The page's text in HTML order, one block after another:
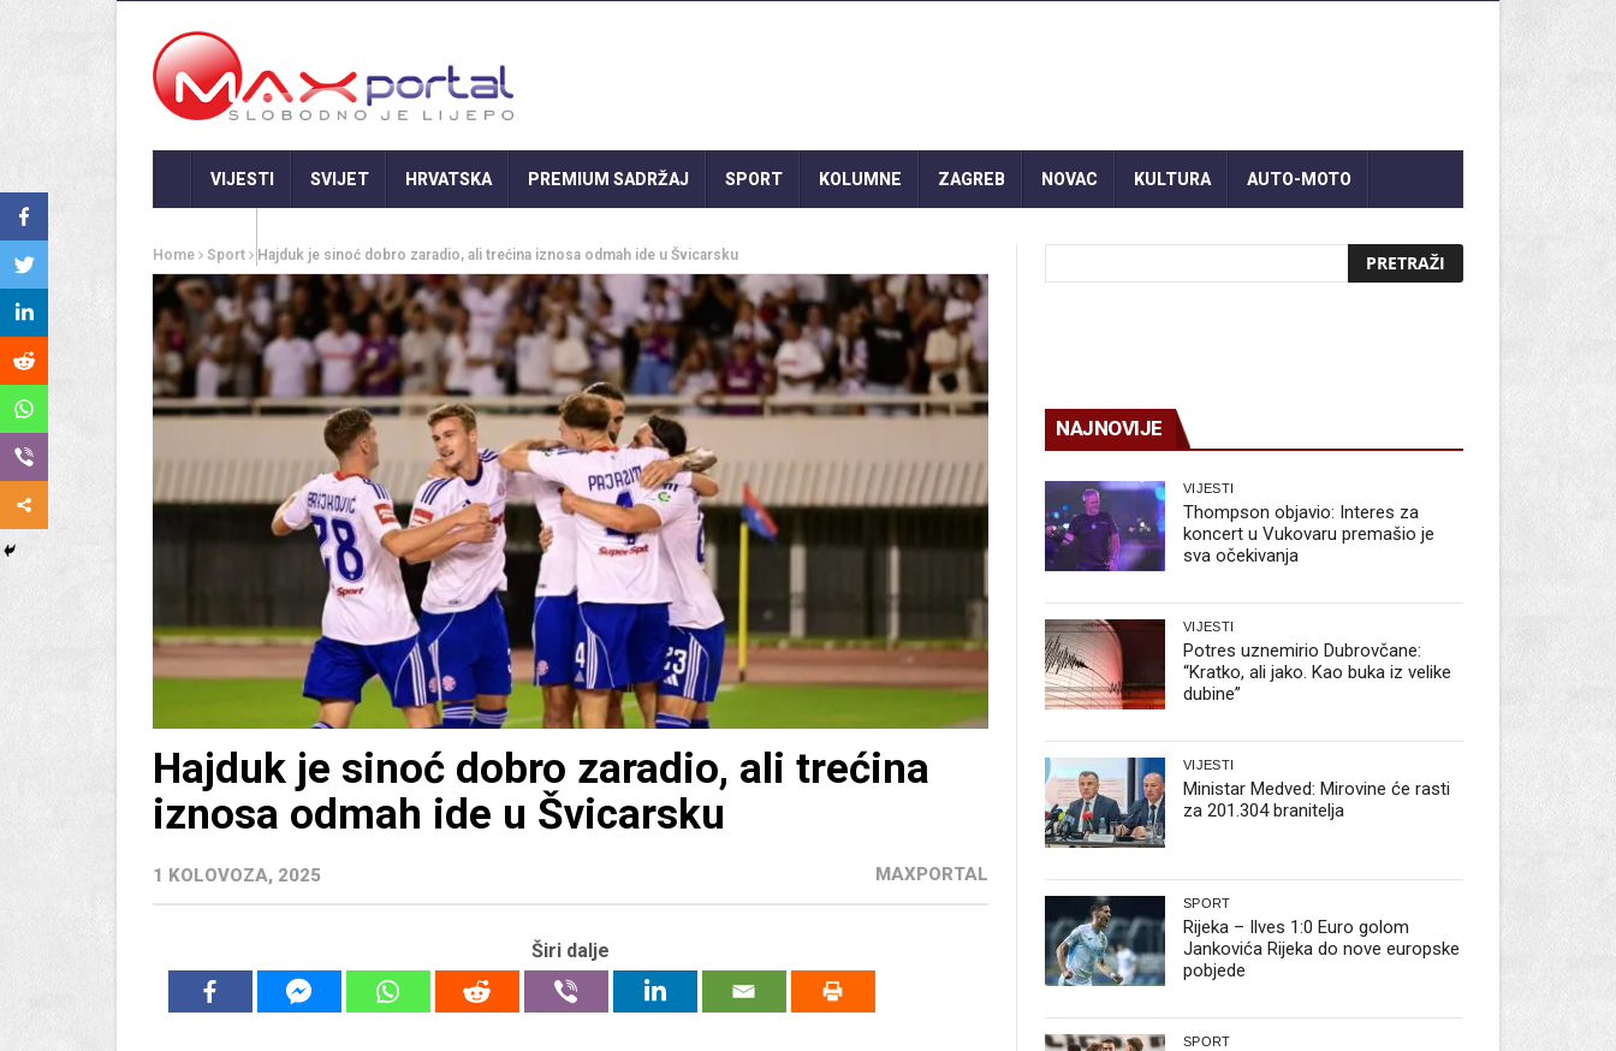
VIJESTI SVIJET HRVATSKA PREMIUM SADRŽAJ SPORT KOLUMNE ZAGREB NOVAC KULTURA AUTO-MOTO
Home Sport Hajduk je sinoć dobro zaradio, ali trećina iznosa odmah ide u Švicarsku
Hajduk je sinoć dobro zaradio, ali trećina
iznosa odmah ide u Švicarsku
1 KOLOVOZA, 2025 MAXPORTAL
Širi dalje
NAJNOVIJE
VIJESTI
Thompson objavio: Interes za
koncert u Vukovaru premašio je
sva očekivanja
VIJESTI
Potres uznemirio Dubrovčane:
“Kratko, ali jako. Kao buka iz velike
dubine”
VIJESTI
Ministar Medved: Mirovine će rasti
za 201.304 branitelja
SPORT
Rijeka – Ilves 1:0 Euro golom
Jankovića Rijeka do nove europske
pobjede
SPORT